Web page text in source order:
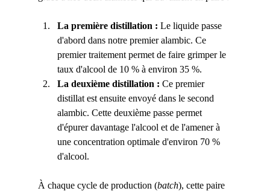
La première distillation : Le liquide passe
d'abord dans notre premier alambic. Ce
premier traitement permet de faire grimper le
taux d'alcool de 10 % à environ 35 %.
La deuxième distillation : Ce premier
distillat est ensuite envoyé dans le second
alambic. Cette deuxième passe permet
d'épurer davantage l'alcool et de l'amener à
une concentration optimale d'environ 70 %
d'alcool.
À chaque cycle de production (batch), cette paire